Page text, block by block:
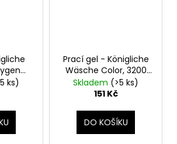
ml
ks)
Prací gel - Königliche
Wäsche Color, 3200
ml, 106 dávek, na
barevné prádlo
Skladem (>5 ks)
151 Kč
DO KOŠÍKU